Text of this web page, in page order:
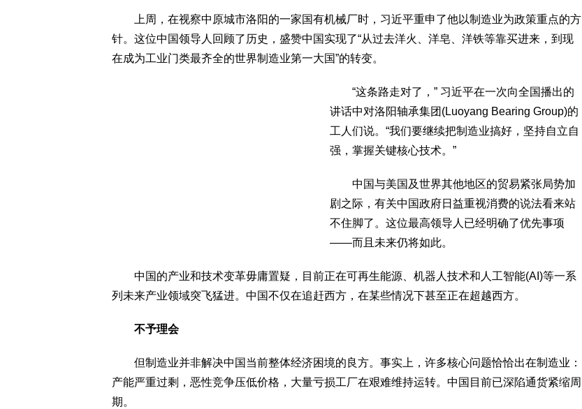
上周，在视察中原城市洛阳的一家国有机械厂时，习近平重申了他以制造业为政策重点的方
针。这位中国领导人回顾了历史，盛赞中国实现了“从过去洋火、洋皂、洋铁等靠买进来，到现
在成为工业门类最齐全的世界制造业第一大国”的转变。
“这条路走对了，” 习近平在一次向全国播出的
讲话中对洛阳轴承集团(Luoyang Bearing Group)的
工人们说。“我们要继续把制造业搞好，坚持自立自
强，掌握关键核心技术。”
中国与美国及世界其他地区的贸易紧张局势加
剧之际，有关中国政府日益重视消费的说法看来站
不住脚了。这位最高领导人已经明确了优先事项
——而且未来仍将如此。
中国的产业和技术变革毋庸置疑，目前正在可再生能源、机器人技术和人工智能(AI)等一系
列未来产业领域突飞猛进。中国不仅在追赶西方，在某些情况下甚至正在超越西方。
不予理会
但制造业并非解决中国当前整体经济困境的良方。事实上，许多核心问题恰恰出在制造业：
产能严重过剩，恶性竞争压低价格，大量亏损工厂在艰难维持运转。中国目前已深陷通货紧缩周
期。